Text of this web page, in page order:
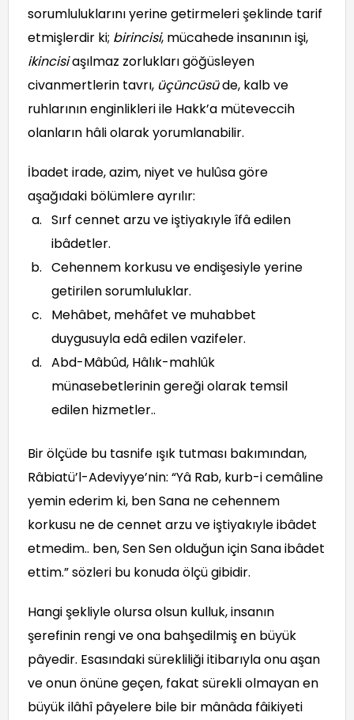
sorumluluklarını yerine getirmeleri şeklinde tarif
etmişlerdir ki; birincisi, mücahede insanının işi,
ikincisiaşılmaz zorlukları göğüsleyen
civanmertlerin tavrı, üçüncüsüde, kalb ve
ruhlarının enginlikleri ile Hakk’a müteveccih
olanların hâli olarak yorumlanabilir.
İbadet irade, azim, niyet ve hulûsa göre
aşağıdaki bölümlere ayrılır:
Sırf cennet arzu ve iştiyakıyle îfâ edilen
ibâdetler.
Cehennem korkusu ve endişesiyle yerine
getirilen sorumluluklar.
Mehâbet, mehâfet ve muhabbet
duygusuyla edâ edilen vazifeler.
Abd-Mâbûd, Hâlık-mahlûk
münasebetlerinin gereği olarak temsil
edilen hizmetler..
Bir ölçüde bu tasnife ışık tutması bakımından,
Râbiatü’l-Adeviyye’nin: “Yâ Rab, kurb-i cemâline
yemin ederim ki, ben Sana ne cehennem
korkusu ne de cennet arzu ve iştiyakıyle ibâdet
etmedim.. ben, Sen Sen olduğun için Sana ibâdet
ettim.” sözleri bu konuda ölçü gibidir.
Hangi şekliyle olursa olsun kulluk, insanın
şerefinin rengi ve ona bahşedilmiş en büyük
pâyedir. Esasındaki sürekliliği itibarıyla onu aşan
ve onun önüne geçen, fakat sürekli olmayan en
büyük ilâhî pâyelere bile bir mânâda fâikiyeti